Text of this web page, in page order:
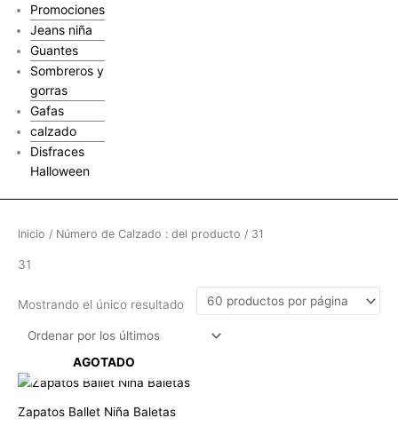
Promociones
Jeans niña
Guantes
Sombreros y
gorras
Gafas
calzado
Disfraces
Halloween
Inicio / Número de Calzado : del producto / 31
31
Mostrando el único resultado
AGOTADO
Zapatos Ballet Niña Baletas